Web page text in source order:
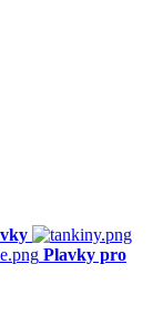
Plavky pro